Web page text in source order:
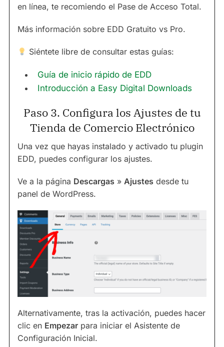
en línea, te recomiendo el Pase de Acceso Total.
Más información sobre EDD Gratuito vs Pro.
Siéntete libre de consultar estas guías:
Guía de inicio rápido de EDD
Introducción a Easy Digital Downloads
Paso 3. Configura los Ajustes de tu
Tienda de Comercio Electrónico
Una vez que hayas instalado y activado tu plugin
EDD, puedes configurar los ajustes.
Ve a la página Descargas » Ajustes desde tu
panel de WordPress.
Alternativamente, tras la activación, puedes hacer
clic en Empezar para iniciar el Asistente de
Configuración Inicial.